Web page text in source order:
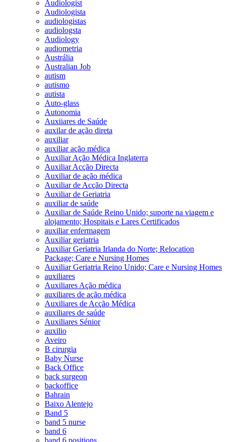
Audiologist
Audiologista
audiologistas
audiologsta
Audiology
audiometria
Austrália
Australian Job
autism
autismo
autista
Auto-glass
Autonomia
Auxiiares de Saúde
auxilar de ação direta
auxiliar
auxiliar ação médica
Auxiliar Ação Médica Inglaterra
Auxiliar Acção Directa
Auxiliar de ação médica
Auxiliar de Acção Directa
Auxiliar de Geriatria
auxiliar de saúde
Auxiliar de Saúde Reino Unido; suporte na viagem e
alojamento; Hospitais e Lares Certificados
auxiliar enfermagem
Auxiliar geriatria
Auxiliar Geriatria Irlanda do Norte; Relocation
Package; Care e Nursing Homes
Auxiliar Geriatria Reino Unido; Care e Nursing Homes
auxiliares
Auxiliares Ação médica
auxiliares de ação médica
Auxiliares de Acção Médica
auxiliares de saúde
Auxiliares Sénior
auxilio
Aveiro
B cirurgia
Baby Nurse
Back Office
back surgeon
backoffice
Bahrain
Baixo Alentejo
Band 5
band 5 nurse
band 6
band 6 positions